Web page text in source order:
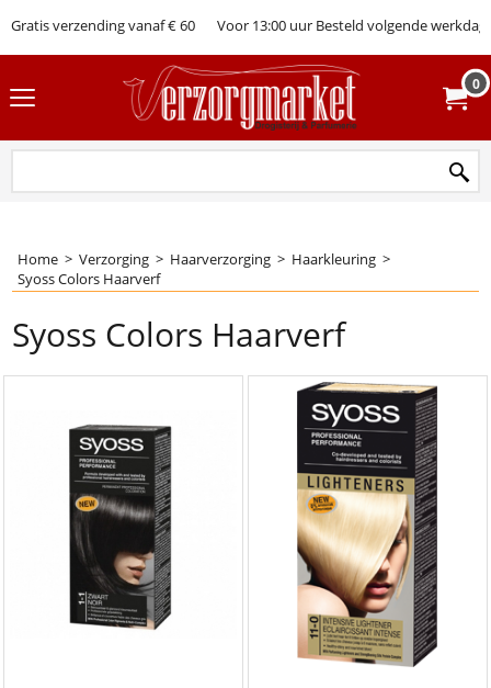
Gratis verzending vanaf € 60 Voor 13:00 uur Besteld volgende werkdag
0
Home > Verzorging > Haarverzorging > Haarkleuring >
Syoss Colors Haarverf
Syoss Colors Haarverf